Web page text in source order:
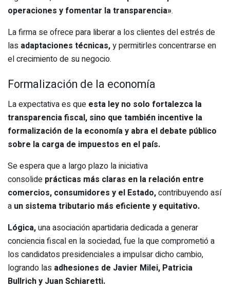
operaciones y fomentar la transparencia».
La firma se ofrece para liberar a los clientes del estrés de
las adaptaciones técnicas,y permitirles concentrarse en
el crecimiento de su negocio.
Formalización de la economía
La expectativa es que esta ley no solo fortalezca la
transparencia fiscal, sino que también incentive la
formalización de la economía y abra el debate público
sobre la carga de impuestos en el país.
Se espera que a largo plazo la iniciativa
consolide prácticas más claras en la relación entre
comercios, consumidores y el Estado,contribuyendo así
a un sistema tributario más eficiente y equitativo.
Lógica,una asociación apartidaria dedicada a generar
conciencia fiscal en la sociedad, fue la que comprometió a
los candidatos presidenciales a impulsar dicho cambio,
logrando las adhesiones de Javier Milei, Patricia
Bullrich y Juan Schiaretti.